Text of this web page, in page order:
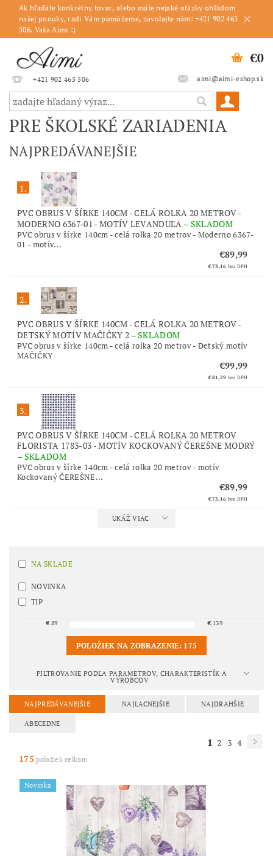
Ak hľadáte konkrétny tovar, alebo máte nejaké otázky ohľadom
našej ponuky, radi Vám pomôžeme, zavolajte nám: +421 902 465
506. Vaša Aimi :)
+421 902 465 506 aimi@aimi-eshop.sk
€0
PRE ŠKOLSKÉ ZARIADENIA
NAJPREDÁVANEJŠIE
1.
PVC OBRUS V ŠÍRKE 140CM - CELÁ ROLKA 20 METROV -
MODERNO 6367-01 - MOTÍV LEVANDUĽA – SKLADOM
PVC obrus v šírke 140cm - celá rolka 20 metrov - Moderno 6367-
01 - motív...
€89,99
€73,16 bez DPH
2.
PVC OBRUS V ŠÍRKE 140CM - CELÁ ROLKA 20 METROV -
DETSKÝ MOTÍV MAČIČKY 2 –SKLADOM
PVC obrus v šírke 140cm - celá rolka 20 metrov - Detský motív
MAČIČKY
€99,99
€81,29 bez DPH
3.
PVC OBRUS V ŠÍRKE 140CM - CELÁ ROLKA 20 METROV
FLORISTA 1783-03 - MOTÍV KOCKOVANÝ ČEREŠNE MODRÝ
– SKLADOM
PVC obrus v šírke 140cm - celá rolka 20 metrov - motív
Kockovaný ČEREŠNE...
€89,99
€73,16 bez DPH
UKÁŽ VIAC
NA SKLADE
NOVINKA
TIP
€89 € 139
POLOŽIEK NA ZOBRAZENIE: 175
FILTROVANIE PODĽA PARAMETROV, CHARAKTERISTÍK A
VÝROBCOV
NAJPREDÁVANEJŠIE NAJLACNEJŠIE NAJDRAHŠIE
ABECEDNE
1 2 3 4
175 položiek celkom
Novinka